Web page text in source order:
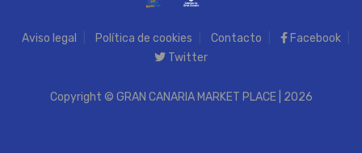
Aviso legal Política de cookies Contacto
Facebook
Twitter
Copyright © GRAN CANARIA MARKET PLACE | 2026